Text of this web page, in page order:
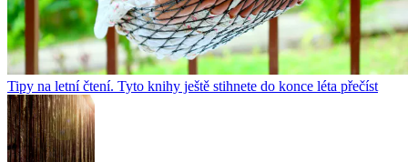
Tipy na letní čtení. Tyto knihy ještě stihnete do konce léta přečíst